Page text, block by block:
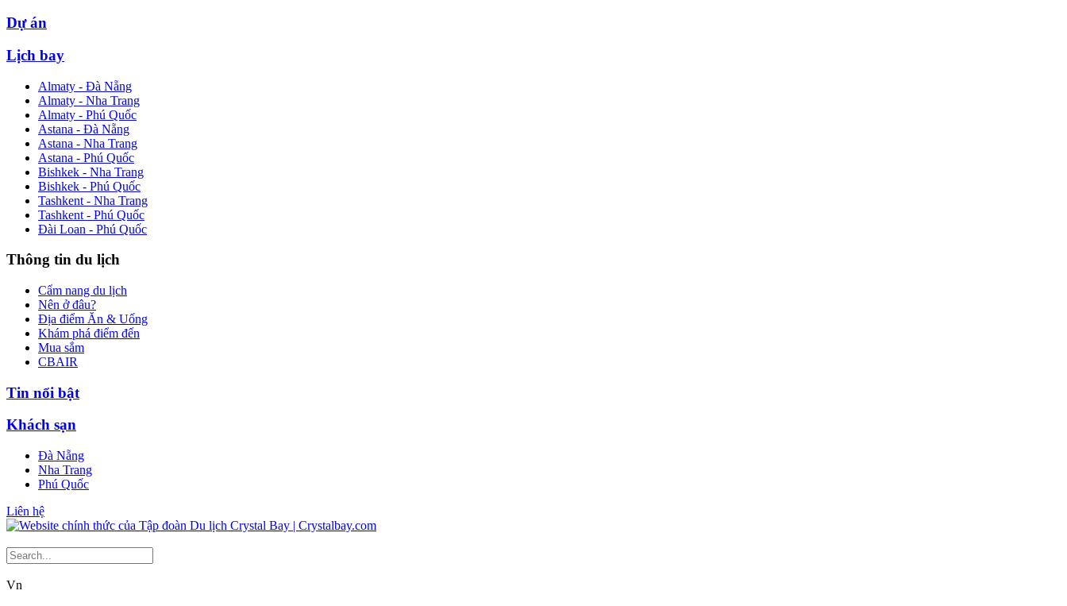
Dự án
Lịch bay
Almaty - Đà Nẵng
Almaty - Nha Trang
Almaty - Phú Quốc
Astana - Đà Nẵng
Astana - Nha Trang
Astana - Phú Quốc
Bishkek - Nha Trang
Bishkek - Phú Quốc
Tashkent - Nha Trang
Tashkent - Phú Quốc
Đài Loan - Phú Quốc
Thông tin du lịch
Cẩm nang du lịch
Nên ở đâu?
Địa điểm Ăn & Uống
Khám phá điểm đến
Mua sắm
CBAIR
Tin nổi bật
Khách sạn
Đà Nẵng
Nha Trang
Phú Quốc
Liên hệ
Vn